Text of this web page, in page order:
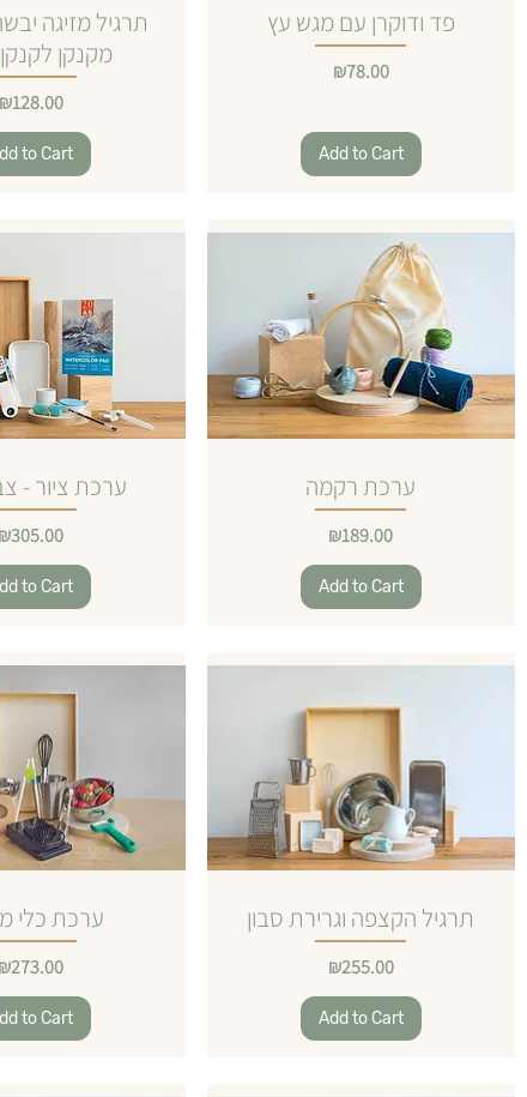
תרגיל מזיגה
מקנקן
Price
₪128.00
to Cart
פד ודוקרן עם מגש עץ
Price
₪78.00
Add to Cart
ערכת ציור -
Price
₪305.00
to Cart
ערכת רקמה
Price
₪189.00
Add to Cart
ערכת כלי
Price
₪273.00
to Cart
תרגיל הקצפה וגרירת סבון
Price
₪255.00
Add to Cart